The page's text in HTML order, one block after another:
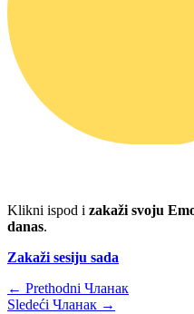
Klikni ispod i zakaži svoju
danas.
Zakaži sesiju sada
← Prethodni Чланак
Sledeći Чланак →